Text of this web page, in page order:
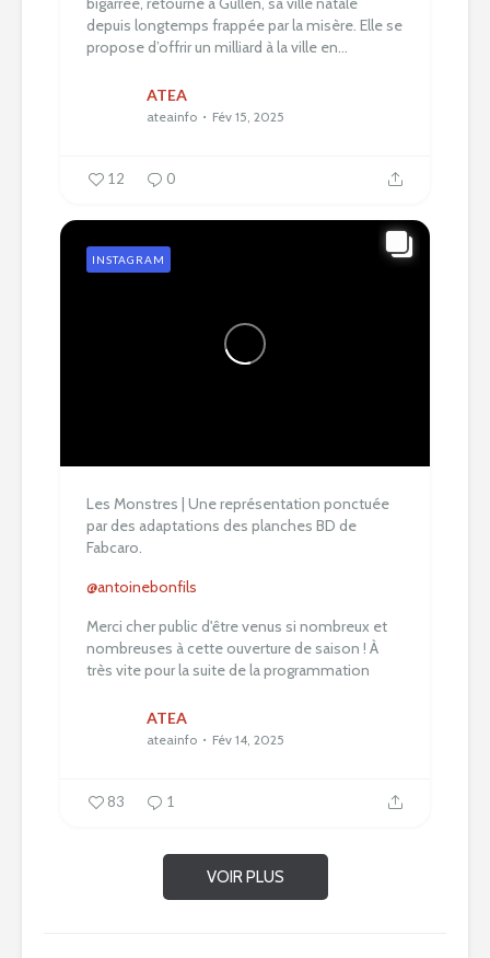
depuis longtemps frappée par la misère. Elle se
propose d’offrir un milliard à la ville en...
ATEA
ateainfo Fév 15, 2025
12 0
Les Monstres | Une représentation ponctuée
par des adaptations des planches BD de
Fabcaro.
@antoinebonfils
Merci cher public d'être venus si nombreux et
nombreuses à cette ouverture de saison ! À
très vite pour la suite de la programmation
ATEA
ateainfo Fév 14, 2025
INSTAGRAM
83 1
VOIR PLUS